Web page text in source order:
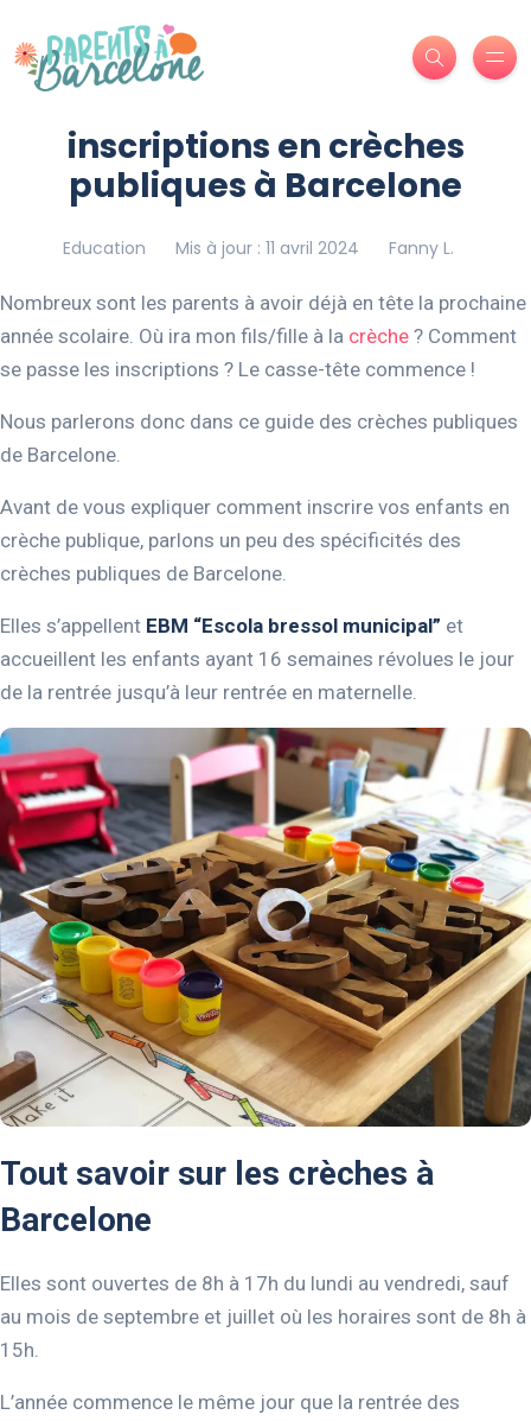
inscriptions en crèches
publiques à Barcelone
Education Mis à jour : 11 avril 2024 Fanny L.
Nombreux sont les parents à avoir déjà en tête la prochaine
année scolaire. Où ira mon fils/fille à la crèche ? Comment
se passe les inscriptions ? Le casse-tête commence !
Nous parlerons donc dans ce guide des crèches publiques
de Barcelone.
Avant de vous expliquer comment inscrire vos enfants en
crèche publique, parlons un peu des spécificités des
crèches publiques de Barcelone.
Elles s’appellent EBM “Escola bressol municipal” et
accueillent les enfants ayant 16 semaines révolues le jour
de la rentrée jusqu’à leur rentrée en maternelle.
Tout savoir sur les crèches à
Barcelone
Elles sont ouvertes de 8h à 17h du lundi au vendredi, sauf
au mois de septembre et juillet où les horaires sont de 8h à
15h.
L’année commence le même jour que la rentrée des